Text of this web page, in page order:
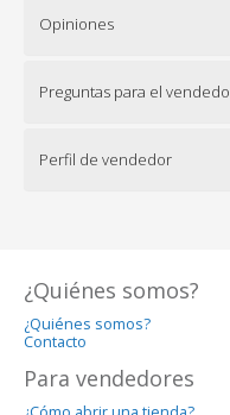
Opiniones
Preguntas para el
Perfil de vendedor
¿Quiénes somos?
¿Quiénes somos?
Contacto
Para vendedores